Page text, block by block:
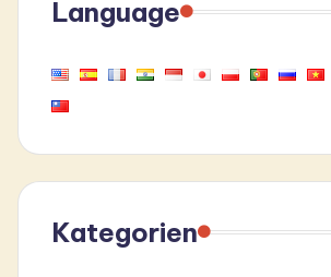
Language
Kategorien